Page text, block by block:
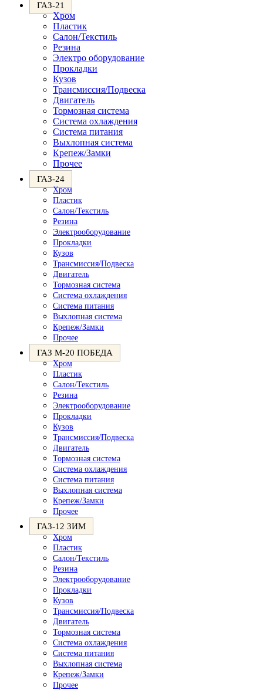
ГАЗ-21
Хром
Пластик
Салон/Текстиль
Резина
Электро оборудование
Прокладки
Кузов
Трансмиссия/Подвеска
Двигатель
Тормозная система
Система охлаждения
Система питания
Выхлопная система
Крепеж/Замки
Прочее
ГАЗ-24
Хром
Пластик
Салон/Текстиль
Резина
Электрооборудование
Прокладки
Кузов
Трансмиссия/Подвеска
Двигатель
Тормозная система
Система охлаждения
Система питания
Выхлопная система
Крепеж/Замки
Прочее
ГАЗ М-20 ПОБЕДА
Хром
Пластик
Салон/Текстиль
Резина
Электрооборудование
Прокладки
Кузов
Трансмиссия/Подвеска
Двигатель
Тормозная система
Система охлаждения
Система питания
Выхлопная система
Крепеж/Замки
Прочее
ГАЗ-12 ЗИМ
Хром
Пластик
Салон/Текстиль
Резина
Электрооборудование
Прокладки
Кузов
Трансмиссия/Подвеска
Двигатель
Тормозная система
Система охлаждения
Система питания
Выхлопная система
Крепеж/Замки
Прочее